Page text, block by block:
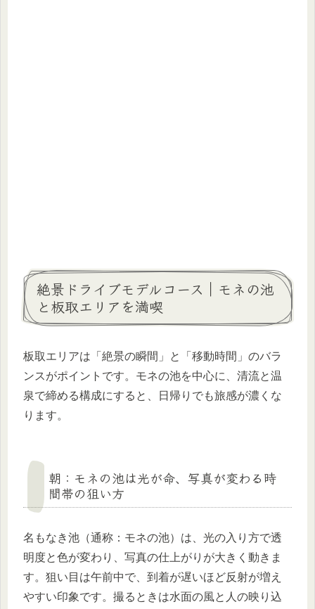
絶景ドライブモデルコース｜モネの池
と板取エリアを満喫
板取エリアは「絶景の瞬間」と「移動時間」のバラ
ンスがポイントです。モネの池を中心に、清流と温
泉で締める構成にすると、日帰りでも旅感が濃くな
ります。
朝：モネの池は光が命、写真が変わる時
間帯の狙い方
名もなき池（通称：モネの池）は、光の入り方で透
明度と色が変わり、写真の仕上がりが大きく動きま
す。狙い目は午前中で、到着が遅いほど反射が増え
やすい印象です。撮るときは水面の風と人の映り込